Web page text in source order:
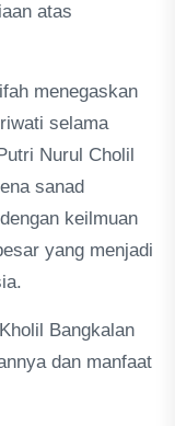
atas
menegaskan
selama
Nurul Cholil
sanad
keilmuan
yang menjadi
Bangkalan
dan manfaat